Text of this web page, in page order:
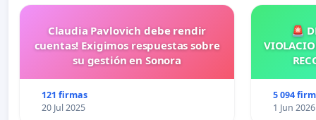
Claudia Pavlovich debe rendir
cuentas! Exigimos respuestas sobre
su gestión en Sonora
121 firmas
20 Jul 2025
🚨
5 094
1 Jun 2026